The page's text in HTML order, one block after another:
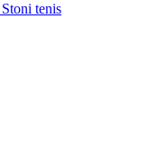
Stoni tenis